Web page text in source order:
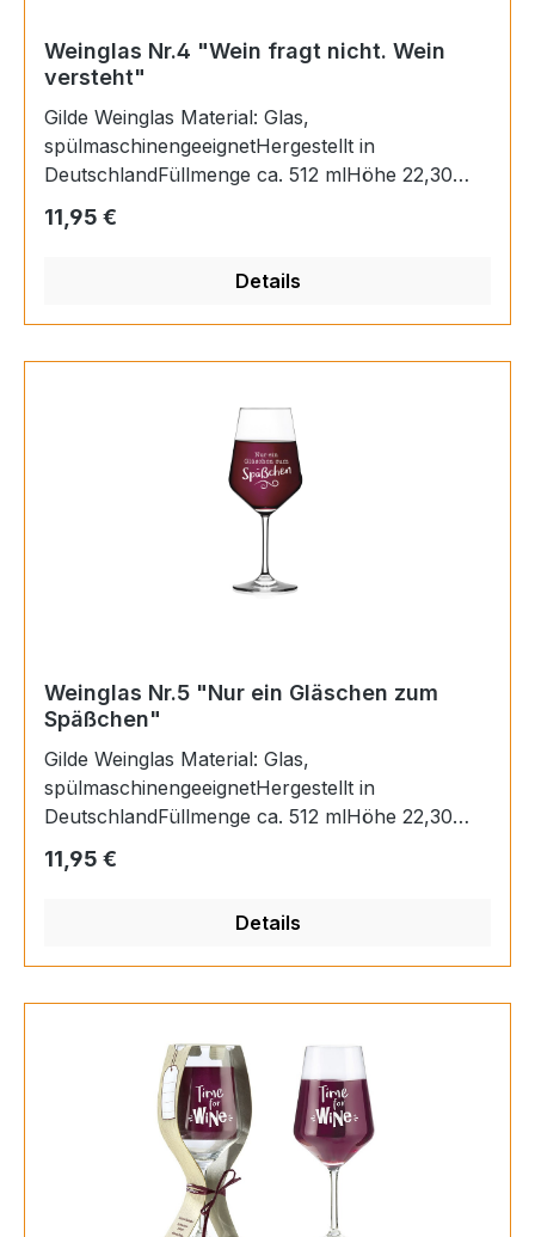
Weinglas Nr.4 "Wein fragt nicht. Wein
versteht"
Gilde Weinglas Material: Glas,
spülmaschinengeeignetHergestellt in
DeutschlandFüllmenge ca. 512 mlHöhe 22,30
Regulärer Preis:
11,95 €
Details
Weinglas Nr.5 "Nur ein Gläschen zum
Späßchen"
Gilde Weinglas Material: Glas,
spülmaschinengeeignetHergestellt in
DeutschlandFüllmenge ca. 512 mlHöhe 22,30
Regulärer Preis:
11,95 €
Details